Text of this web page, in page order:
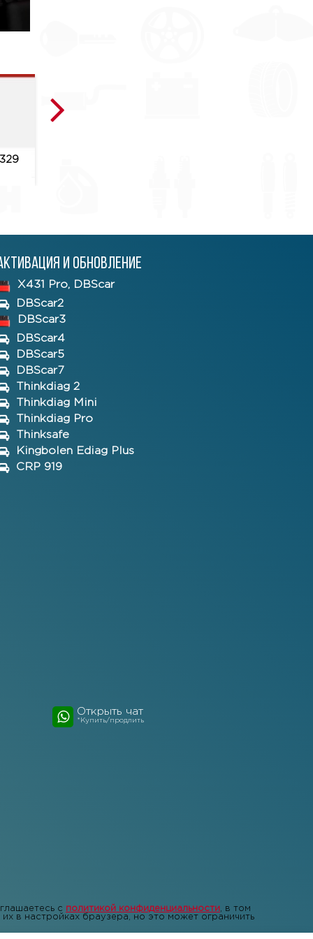
и обновление
X431 Pro, DBScar
DBScar2
DBScar3
DBScar4
DBScar5
DBScar7
Thinkdiag 2
Thinkdiag Mini
Thinkdiag Pro
Thinksafe
Kingbolen Ediag Plus
CRP 919
Открыть чат
*Купить/продлить
с политикой конфиденциальности , в том
в настройках браузера, но это может ограничить